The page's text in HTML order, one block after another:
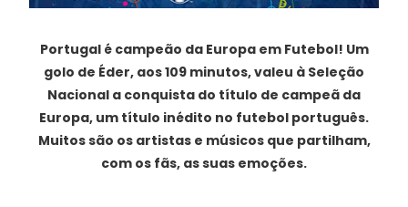
Portugal é campeão da Europa em Futebol! Um
golo de Éder, aos 109 minutos, valeu à Seleção
Nacional a conquista do título de campeã da
Europa, um título inédito no futebol português.
Muitos são os artistas e músicos que partilham,
com os fãs, as suas emoções.